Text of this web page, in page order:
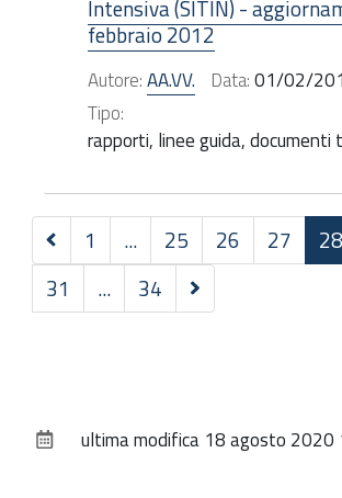
Intensiva (SITIN) -
febbraio 2012
Autore:AA.VV. Data:01/02/
Tipo:
rapporti, linee guida, documenti
Precedenti
30
elementi
1 ... 25 26 27 28
31
... 34
Successivi
30
documentoultima modifica 18 agosto 2020